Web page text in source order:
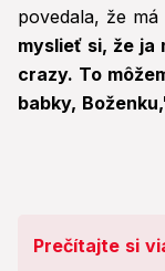
povedala, že
myslieť si, že ja
crazy. To
babky,
Prečítajte si